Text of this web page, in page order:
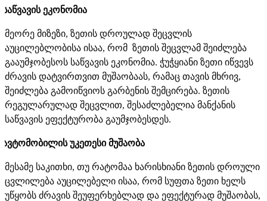
საწვავის ეკონომია
მეორე მიზეზი, ზეთის დროულად შეცვლის
აუცილებლობისა ისაა, რომ ზეთის შეცვლამ შეიძლება
გააუმჯობესოს საწვავის ეკონომია. ჭუჭყიანი ზეთი იწვევს
ძრავის დატვირთვით მუშაობაას, რამაც თავის მხრივ,
შეიძლება გამოიწვიოს გარბენის შემცირება. ზეთის
რეგულარულად შეცვლით, შესაძლებელია მანქანის
საწვავის ეფექტურობა გაუმჯობესდეს.
ავტომობილის უკეთესი მუშაობა
მესამე საკითხი, თუ რატომაა ხარისხიანი ზეთის დროული
ცვლილება აუცილებელი ისაა, რომ სუფთა ზეთი ხელს
უწყობს ძრავის შეუფერხებლად და ეფექტურად მუშაობას,